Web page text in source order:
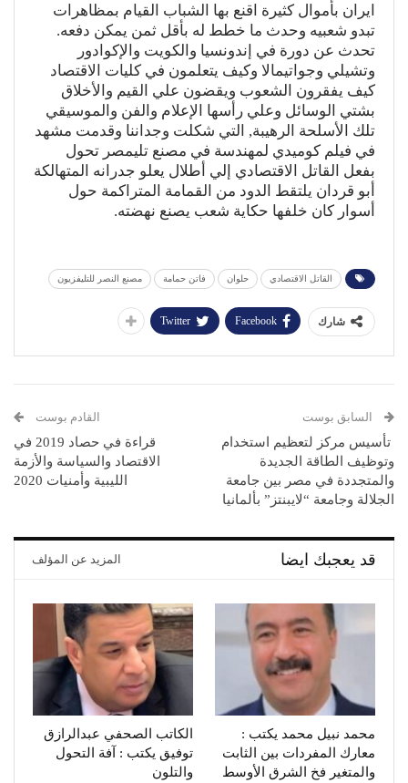
ايران بأموال كثيرة اقنع بها الشباب القيام بمظاهرات
تبدو شعبيه وحدث ما خطط له بأقل ثمن يمكن دفعه.
تحدث عن دورة في إندونسيا والكويت والإكوادور
وتشيلي وجواتيمالا وكيف يتعلمون في كليات الاقتصاد
كيف يفقرون الشعوب ويقضون علي القيم والأخلاق
بشتي الوسائل وعلي رأسها الإعلام والفن والموسيقي
تلك الأسلحة الرهيبة, التي شكلت وجداننا وقدمت مشهد
في فيلم كوميدي لمهندسة في مصنع تليمصر تحول
بفعل القاتل الاقتصادي إلي أطلال يعلو جدرانه المتهالكة
أبو قردان يلتقط الدود من القمامة المتراكمة حول
أسوار كان خلفها حكاية شعب يصنع نهضته.
القاتل الاقتصادي حلوان فاتن حمامة مصنع النصر للتليفزيون
شارك Facebook
Twitter
السابق بوست
تأسيس مركز لتعظيم استخدام
وتوظيف الطاقة الجديدة
والمتجددة في مصر بين جامعة
الجلالة وجامعة “لايبنتز” بألمانيا
القادم بوست
قراءة في حصاد 2019 في
الاقتصاد والسياسة والأزمة
الليبية وأمنيات 2020
قد يعجبك ايضا المزيد عن المؤلف
محمد نبيل محمد يكتب :
معارك المفردات بين الثابت
والمتغير فخ الشرق الأوسط
الكاتب الصحفي عبدالرازق
توفيق يكتب : آفة التحول
والتلون